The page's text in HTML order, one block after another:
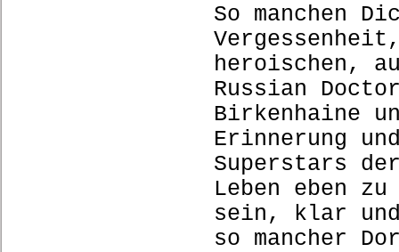
So manchen
heroischen,
Russian
Birkenhaine
Erinnerung
Superstars
Leben eben
sein, klar
so mancher